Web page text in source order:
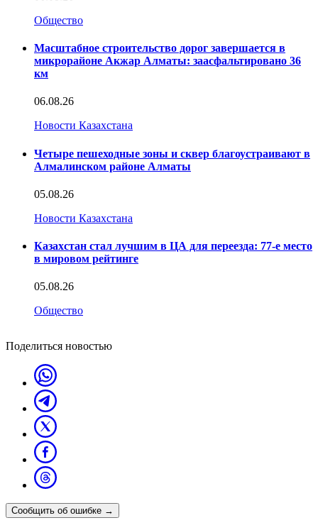
Общество
Масштабное строительство дорог завершается в
микрорайоне Акжар Алматы: заасфальтировано 36
км
06.08.26
Новости Казахстана
Четыре пешеходные зоны и сквер благоустраивают в
Алмалинском районе Алматы
05.08.26
Новости Казахстана
Казахстан стал лучшим в ЦА для переезда: 77-е место
в мировом рейтинге
05.08.26
Общество
Поделиться новостью
Сообщить об ошибке →